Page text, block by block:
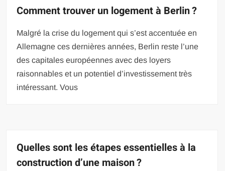
Comment trouver un logement à Berlin ?
Malgré la crise du logement qui s’est accentuée en
Allemagne ces dernières années, Berlin reste l’une
des capitales européennes avec des loyers
raisonnables et un potentiel d’investissement très
intéressant. Vous
Quelles sont les étapes essentielles à la
construction d’une maison ?